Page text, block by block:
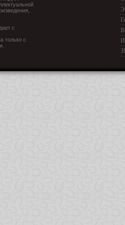
с
только с